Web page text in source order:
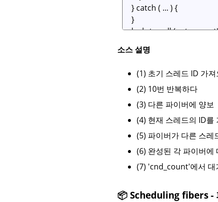
소스 설명
(1) 초기 스레드 ID 가
(2) 10번 반복하다
(3) 다른 파이버에 양보
(4) 현재 스레드의 ID를
(5) 파이버가 다른 스레
(6) 완성된 각 파이버에
(7) 'cnd_count'에서 대
📦 Scheduling fibers -